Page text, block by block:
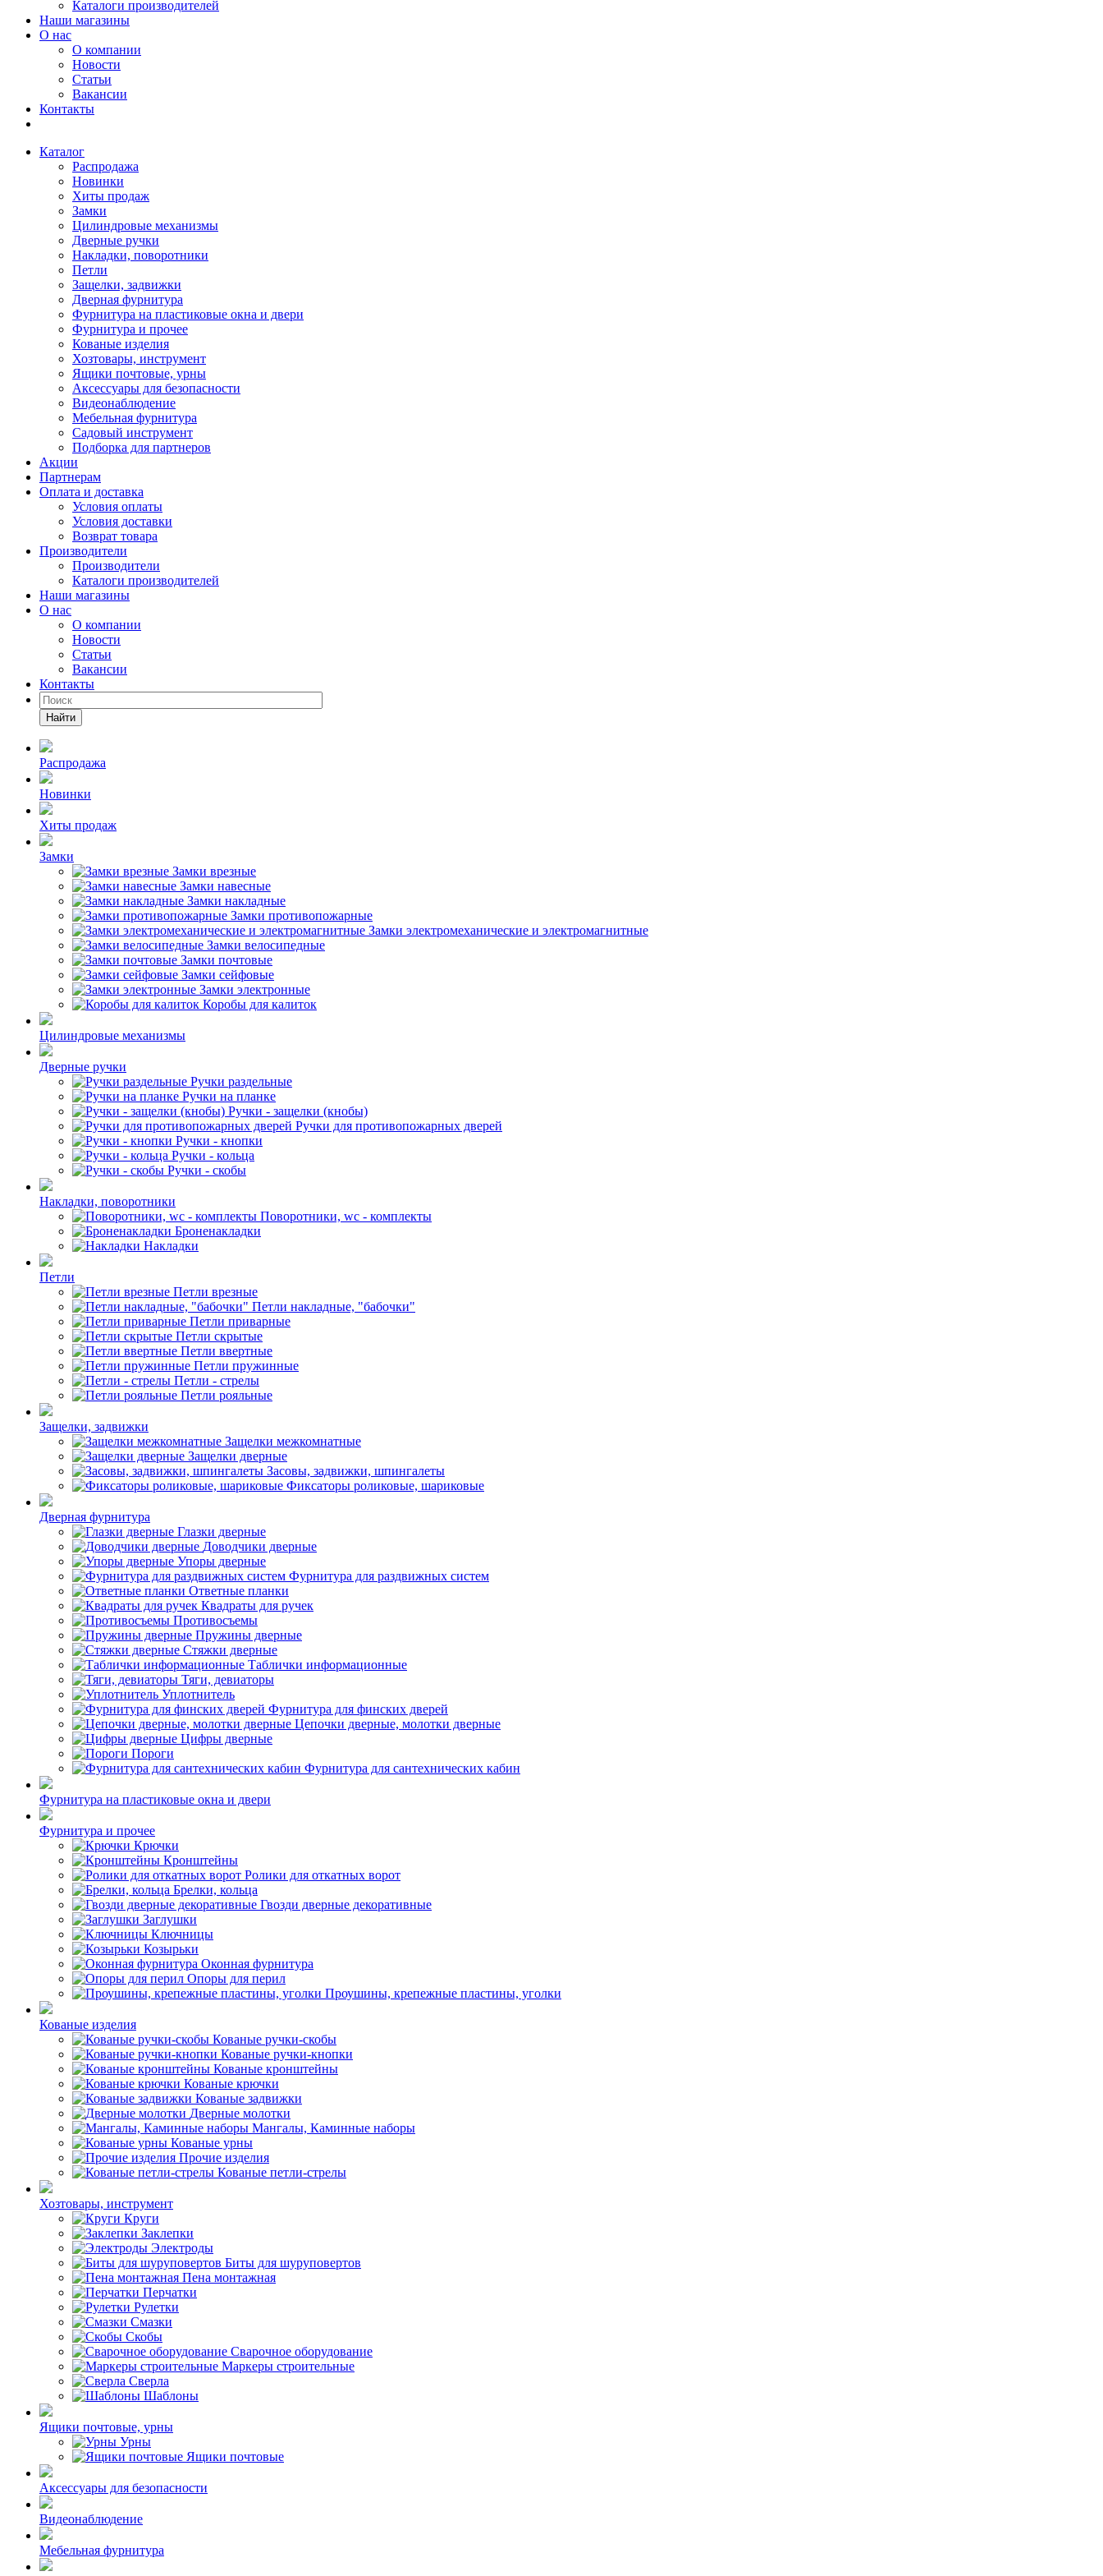
Каталоги производителей
Наши магазины
О нас
О компании
Новости
Статьи
Вакансии
Контакты
Каталог
Распродажа
Новинки
Хиты продаж
Замки
Цилиндровые механизмы
Дверные ручки
Накладки, поворотники
Петли
Защелки, задвижки
Дверная фурнитура
Фурнитура на пластиковые окна и двери
Фурнитура и прочее
Кованые изделия
Хозтовары, инструмент
Ящики почтовые, урны
Аксессуары для безопасности
Видеонаблюдение
Мебельная фурнитура
Садовый инструмент
Подборка для партнеров
Акции
Партнерам
Оплата и доставка
Условия оплаты
Условия доставки
Возврат товара
Производители
Производители
Каталоги производителей
Наши магазины
О нас
О компании
Новости
Статьи
Вакансии
Контакты
Найти
Распродажа
Новинки
Хиты продаж
Замки
Замки врезные
Замки навесные
Замки накладные
Замки противопожарные
Замки электромеханические и электромагнитные
Замки велосипедные
Замки почтовые
Замки сейфовые
Замки электронные
Коробы для калиток
Цилиндровые механизмы
Дверные ручки
Ручки раздельные
Ручки на планке
Ручки - защелки (кнобы)
Ручки для противопожарных дверей
Ручки - кнопки
Ручки - кольца
Ручки - скобы
Накладки, поворотники
Поворотники, wc - комплекты
Броненакладки
Накладки
Петли
Петли врезные
Петли накладные, "бабочки"
Петли приварные
Петли скрытые
Петли ввертные
Петли пружинные
Петли - стрелы
Петли рояльные
Защелки, задвижки
Защелки межкомнатные
Защелки дверные
Засовы, задвижки, шпингалеты
Фиксаторы роликовые, шариковые
Дверная фурнитура
Глазки дверные
Доводчики дверные
Упоры дверные
Фурнитура для раздвижных систем
Ответные планки
Квадраты для ручек
Противосъемы
Пружины дверные
Стяжки дверные
Таблички информационные
Тяги, девиаторы
Уплотнитель
Фурнитура для финских дверей
Цепочки дверные, молотки дверные
Цифры дверные
Пороги
Фурнитура для сантехнических кабин
Фурнитура на пластиковые окна и двери
Фурнитура и прочее
Крючки
Кронштейны
Ролики для откатных ворот
Брелки, кольца
Гвозди дверные декоративные
Заглушки
Ключницы
Козырьки
Оконная фурнитура
Опоры для перил
Проушины, крепежные пластины, уголки
Кованые изделия
Кованые ручки-скобы
Кованые ручки-кнопки
Кованые кронштейны
Кованые крючки
Кованые задвижки
Дверные молотки
Мангалы, Каминные наборы
Кованые урны
Прочие изделия
Кованые петли-стрелы
Хозтовары, инструмент
Круги
Заклепки
Электроды
Биты для шуруповертов
Пена монтажная
Перчатки
Рулетки
Смазки
Скобы
Сварочное оборудование
Маркеры строительные
Сверла
Шаблоны
Ящики почтовые, урны
Урны
Ящики почтовые
Аксессуары для безопасности
Видеонаблюдение
Мебельная фурнитура